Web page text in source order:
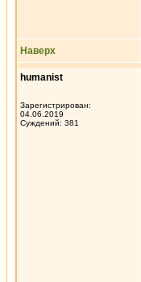
Наверх
humanist
Зарегистрирован:
04.06.2019
Суждений: 381